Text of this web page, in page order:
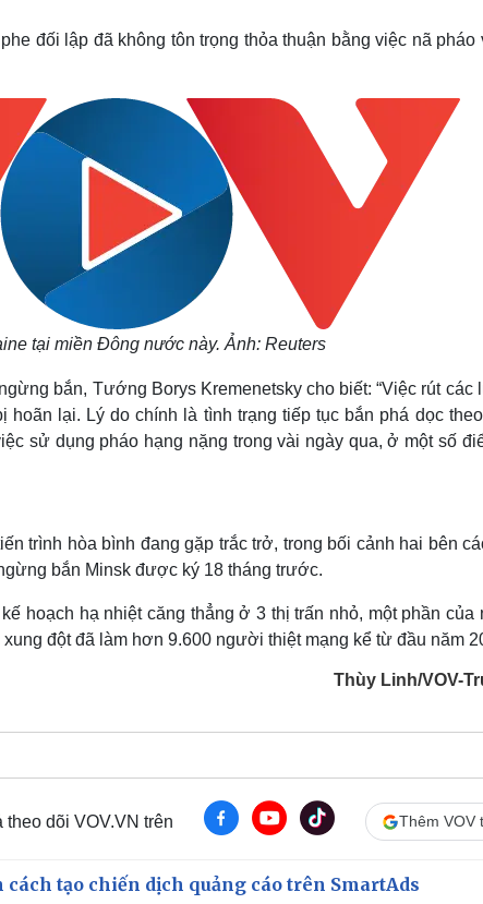
Thế giới thể thao
Tư vấn
Sân khấu - Điện ảnh
Văn học
Âm nhạc
Nghệ sĩ
Thời trang
Sao Việt
đối lập đã không tôn trọng thỏa thuận bằng việc nã pháo
tại miền Đông nước này. Ảnh: Reuters
bắn, Tướng Borys Kremenetsky cho biết: “Việc rút các
hoãn lại. Lý do chính là tình trạng tiếp tục bắn phá dọc
sử dụng pháo hạng nặng trong vài ngày qua, ở một số
trình hòa bình đang gặp trắc trở, trong bối cảnh hai bên
bắn Minsk được ký 18 tháng trước.
hoạch hạ nhiệt căng thẳng ở 3 thị trấn nhỏ, một phần của
đột đã làm hơn 9.600 người thiệt mạng kể từ đầu năm
Thùy Linh/VOV-
theo dõi VOV.VN trên Thêm VOV
cách tạo chiến dịch quảng cáo trên SmartAds